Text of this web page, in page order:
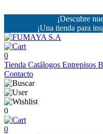
¡Descubre
¡Una tienda para
0
Tienda Catálogos Entrepisos
Contacto
0
0